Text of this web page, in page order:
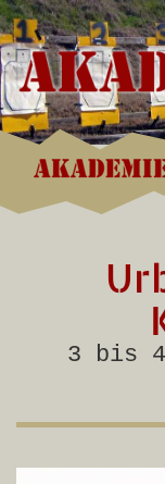
3 bis 4